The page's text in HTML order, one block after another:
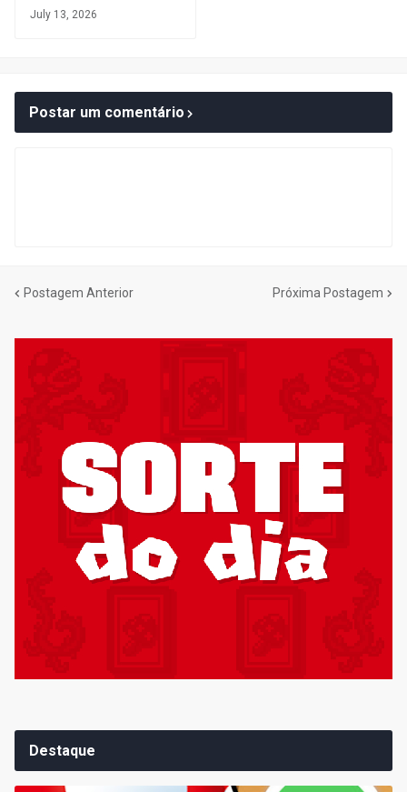
July 13, 2026
Postar um comentário
Postagem Anterior Próxima Postagem
Destaque